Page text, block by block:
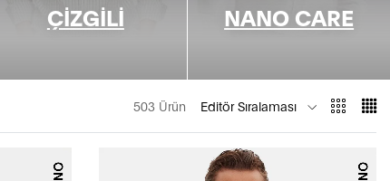
ÇIZGILI NANO CARE
503 Ürün Editör Sıralaması